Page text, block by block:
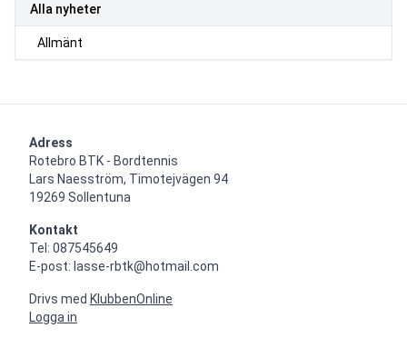
Alla nyheter
Allmänt
Adress
Rotebro BTK - Bordtennis
Lars Naesström, Timotejvägen 94
19269 Sollentuna
Kontakt
Tel: 087545649
E-post: lasse-rbtk@hotmail.com
Drivs med KlubbenOnline
Logga in